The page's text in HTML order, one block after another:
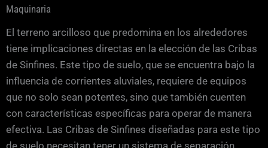
Maquinaria
El terreno arcilloso que predomina en los alrededores
tiene implicaciones directas en la elección de las Cribas
de Sinfines. Este tipo de suelo, que se encuentra bajo la
influencia de corrientes aluviales, requiere de equipos
que no solo sean potentes, sino que también cuenten
con características específicas para operar de manera
efectiva. Las Cribas de Sinfines diseñadas para este tipo